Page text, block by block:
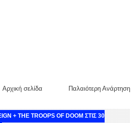
Παλαιότερη Ανάρτηση
Αρχική σελίδα
+ THE TROOPS OF DOOM ΣΤΙΣ 30